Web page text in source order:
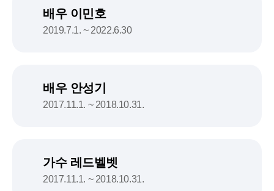
배우 이민호
2019.7.1. ~ 2022.6.30
배우 안성기
2017.11.1. ~ 2018.10.31.
가수 레드벨벳
2017.11.1. ~ 2018.10.31.